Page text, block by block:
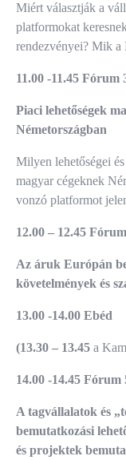
Miért választják a
platformokat
rendezvényei? Mik a
11.00 -11.45 Fórum
Piaci lehetőségek
Németországban
Milyen lehetőségei
magyar cégeknek
vonzó platformot
12.00 – 12.45
Az áruk Európán
követelmények és
13.00 -14.00 Ebéd
(13.30 – 13.45 a
14.00 -14.45 Fórum
A tagvállalatok és
bemutatkozási
és projektek